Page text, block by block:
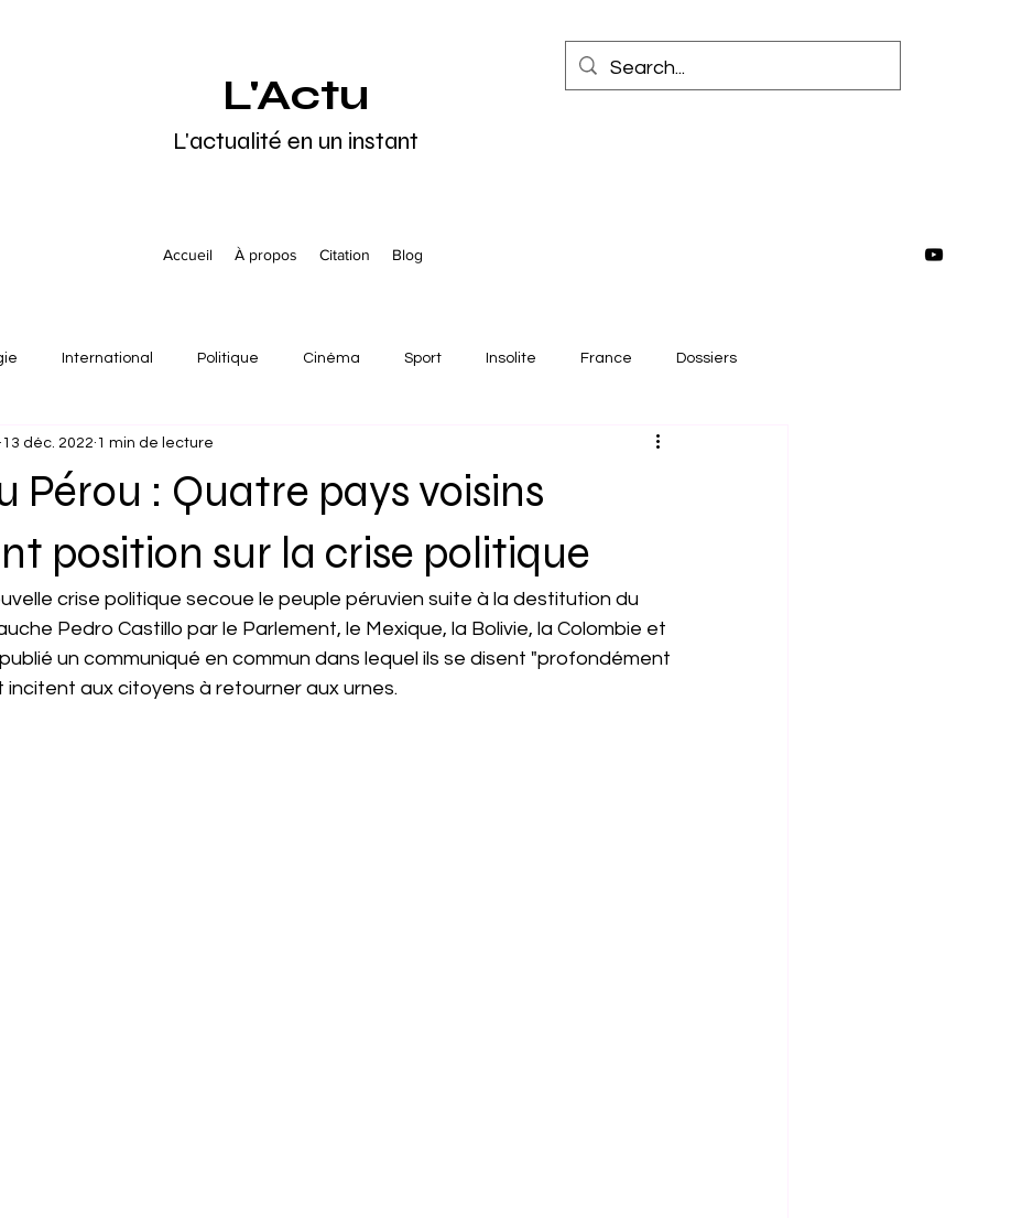
L'Actu
L'actualité en un instant
Accueil À propos Citation Blog
International Politique Cinéma Sport Insolite France Dossiers
Europe Asie Océanie
Pérou : Quatre pays voisins
position sur la crise politique
13 déc. 2022 1 min de lecture
crise politique secoue le peuple péruvien suite à la destitution du
Pedro Castillo par le Parlement, le Mexique, la Bolivie, la Colombie et
un communiqué en commun dans lequel ils se disent "profondément
aux citoyens à retourner aux urnes.